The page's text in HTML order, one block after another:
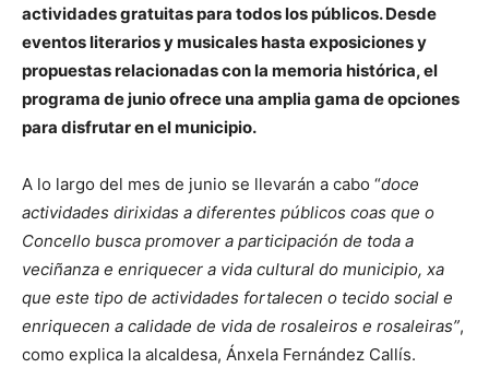
actividades gratuitas para todos los públicos. Desde
eventos literarios y musicales hasta exposiciones y
propuestas relacionadas con la memoria histórica, el
programa de junio ofrece una amplia gama de opciones
para disfrutar en el municipio.
A lo largo del mes de junio se llevarán a cabo “doce
actividades dirixidas a diferentes públicos coas que o
Concello busca promover a participación de toda a
veciñanza e enriquecer a vida cultural do municipio, xa
que este tipo de actividades fortalecen o tecido social e
enriquecen a calidade de vida de rosaleiros e rosaleiras”,
como explica la alcaldesa, Ánxela Fernández Callís.